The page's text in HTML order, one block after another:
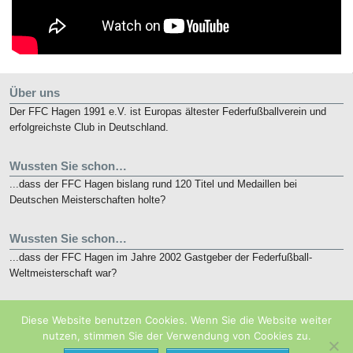
Über uns
Der FFC Hagen 1991 e.V. ist Europas ältester Federfußballverein und
erfolgreichste Club in Deutschland.
Wussten Sie schon…
...dass der FFC Hagen bislang rund 120 Titel und Medaillen bei
Deutschen Meisterschaften holte?
Wussten Sie schon…
...dass der FFC Hagen im Jahre 2002 Gastgeber der Federfußball-
Weltmeisterschaft war?
Die nunmehr 10. French Open finden vom 19. bis 21. Mai 2018 in
Eaubonne bei Paris statt.
Diese Website benutzen Cookies. Wenn Sie die Website weiter
nutzen, stimmen Sie der Verwendung von Cookies zu.